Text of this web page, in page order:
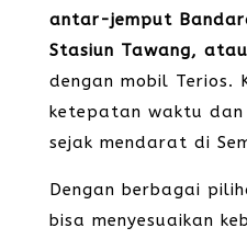
antar-jemput
Stasiun Tawang,
dengan mobil Terios.
ketepatan waktu dan
sejak mendarat di
Dengan berbagai
bisa menyesuaikan